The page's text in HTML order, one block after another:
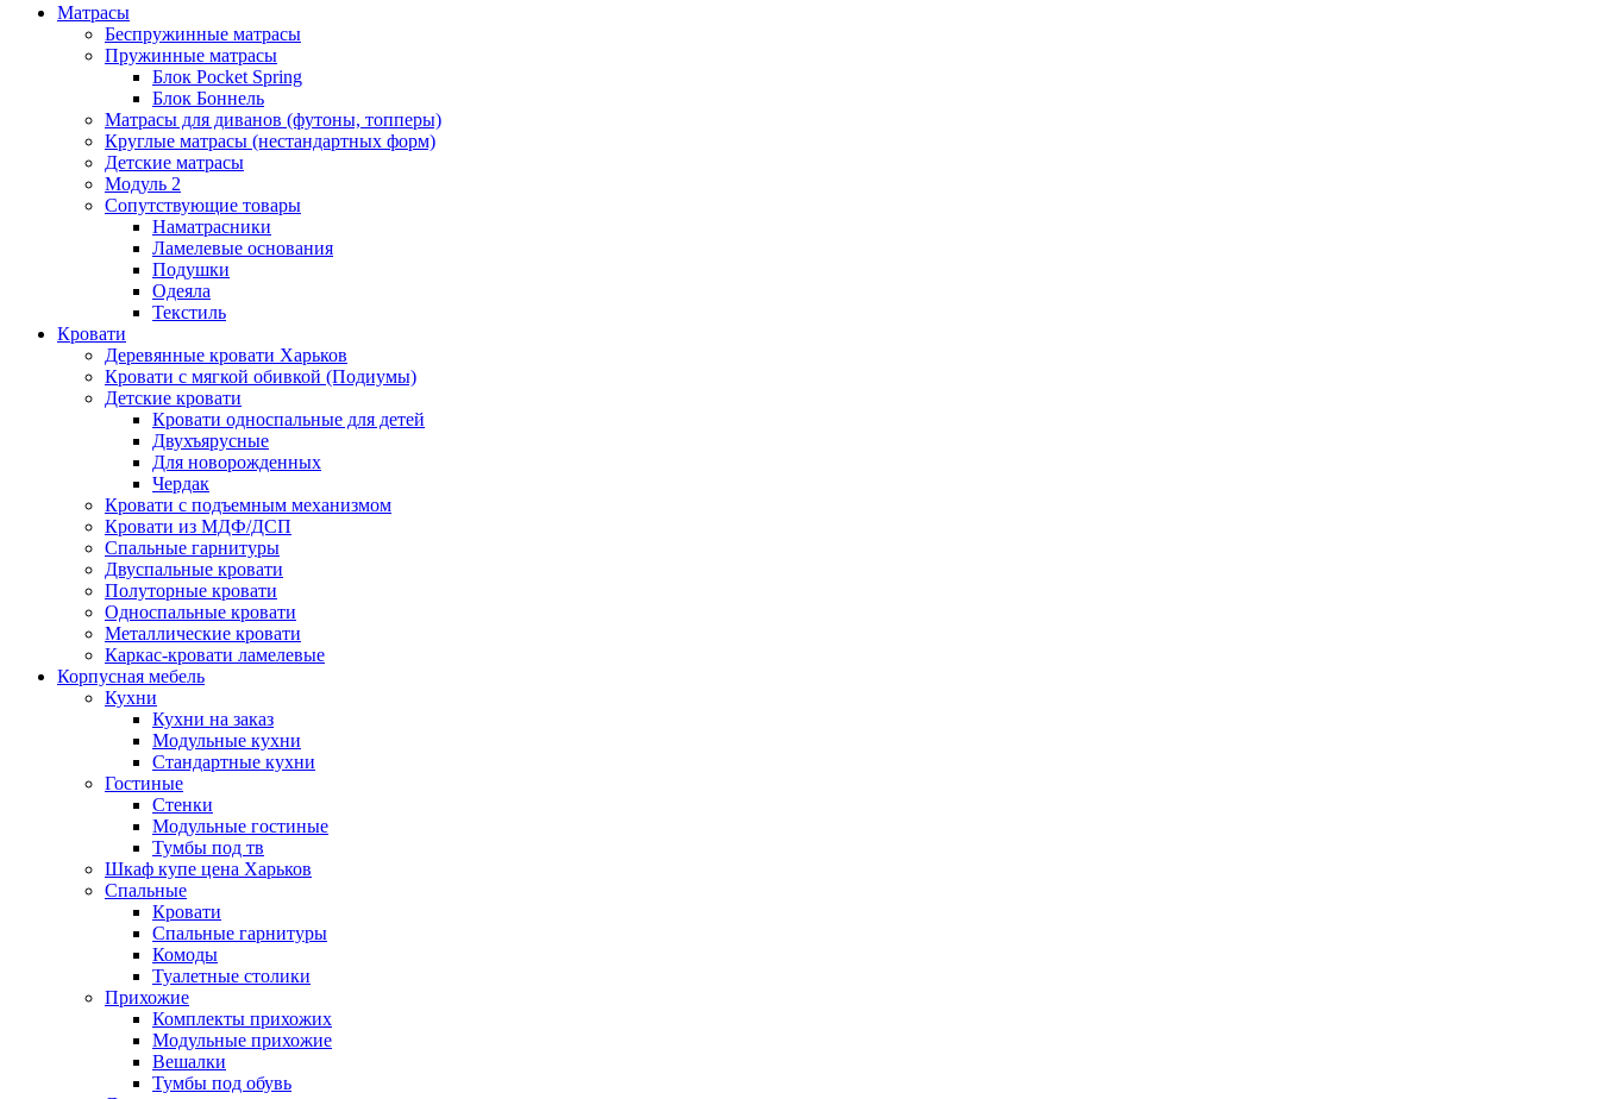
Матрасы
Беспружинные матрасы
Пружинные матрасы
Блок Pocket Spring
Блок Боннель
Матрасы для диванов (футоны, топперы)
Круглые матрасы (нестандартных форм)
Детские матрасы
Модуль 2
Сопутствующие товары
Наматрасники
Ламелевые основания
Подушки
Одеяла
Текстиль
Кровати
Деревянные кровати Харьков
Кровати с мягкой обивкой (Подиумы)
Детские кровати
Кровати односпальные для детей
Двухъярусные
Для новорожденных
Чердак
Кровати с подъемным механизмом
Кровати из МДФ/ДСП
Спальные гарнитуры
Двуспальные кровати
Полуторные кровати
Односпальные кровати
Металлические кровати
Каркас-кровати ламелевые
Корпусная мебель
Кухни
Кухни на заказ
Модульные кухни
Стандартные кухни
Гостиные
Стенки
Модульные гостиные
Тумбы под тв
Шкаф купе цена Харьков
Спальные
Кровати
Спальные гарнитуры
Комоды
Туалетные столики
Прихожие
Комплекты прихожих
Модульные прихожие
Вешалки
Тумбы под обувь